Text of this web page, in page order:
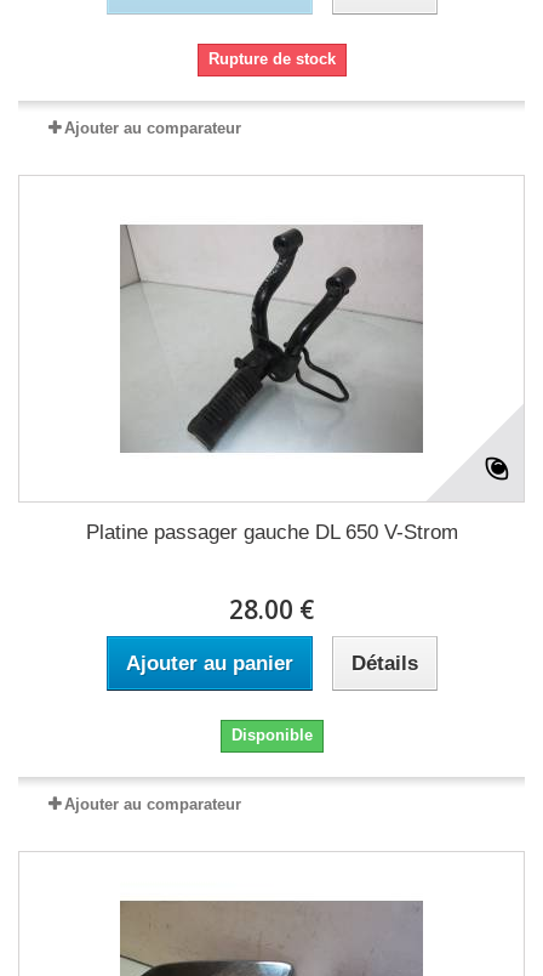
Rupture de stock
Ajouter au comparateur
Platine passager gauche DL 650 V-Strom
28.00 €
Ajouter au panier Détails
Disponible
Ajouter au comparateur